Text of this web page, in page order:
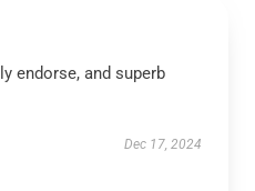
endorse, and superb
Dec 17, 2024